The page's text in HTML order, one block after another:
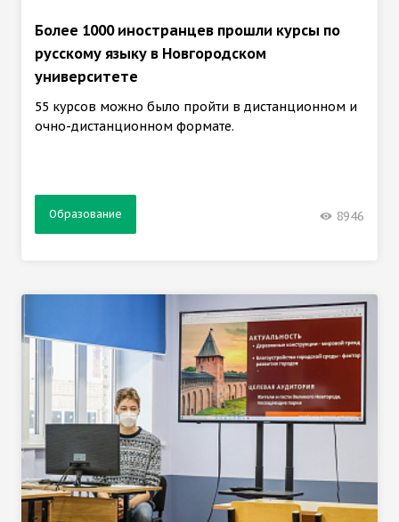
Более 1000 иностранцев прошли курсы по
русскому языку в Новгородском
университете
55 курсов можно было пройти в дистанционном и
очно-дистанционном формате.
Образование 8946